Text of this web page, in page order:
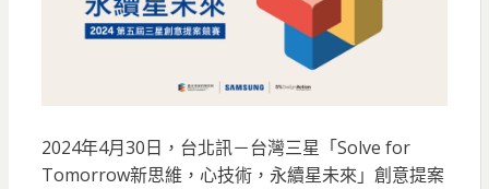
2024年4月30日，台北訊－台灣三星「Solve for
Tomorrow新思維，心技術，永續星未來」創意提案